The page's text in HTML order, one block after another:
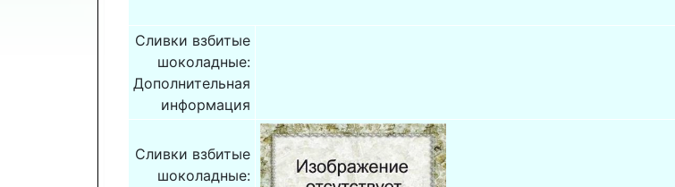
Сливки взбитые
шоколадные:
Дополнительная
информация
Сливки взбитые
шоколадные: